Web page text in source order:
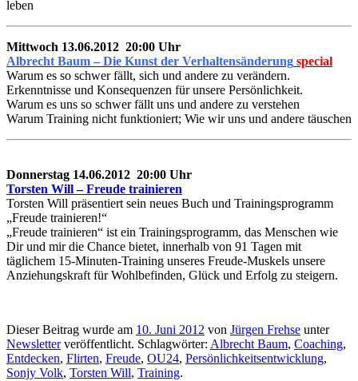
leben
Mittwoch 13.06.2012 20:00 Uhr
Albrecht Baum – Die Kunst der Verhaltensänderung special
Warum es so schwer fällt, sich und andere zu verändern.
Erkenntnisse und Konsequenzen für unsere Persönlichkeit.
Warum es uns so schwer fällt uns und andere zu verstehen
Warum Training nicht funktioniert; Wie wir uns und andere täuschen
Donnerstag 14.06.2012 20:00 Uhr
Torsten Will – Freude trainieren
Torsten Will präsentiert sein neues Buch und Trainingsprogramm
„Freude trainieren!“
„Freude trainieren“ ist ein Trainingsprogramm, das Menschen wie
Dir und mir die Chance bietet, innerhalb von 91 Tagen mit
täglichem 15-Minuten-Training unseres Freude-Muskels unsere
Anziehungskraft für Wohlbefinden, Glück und Erfolg zu steigern.
Dieser Beitrag wurde am 10. Juni 2012 von Jürgen Frehse unter
Newsletterveröffentlicht. Schlagwörter: Albrecht Baum, Coaching,
Entdecken, Flirten, Freude, OU24, Persönlichkeitsentwicklung,
Sonjy Volk, Torsten Will, Training.